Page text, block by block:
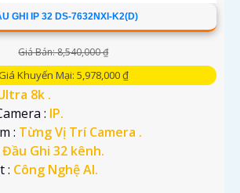
GHI IP 32 DS-7632NXI-K2(D)
Giá Bán: 8,540,000 ₫
Giá Khuyến Mại: 5,978,000 ₫
8k .
: IP.
: Từng Vị Trí Camera .
Đầu Ghi 32 kênh.
: Công Nghệ AI.